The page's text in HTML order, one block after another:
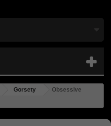
Gorsety
Obsessive